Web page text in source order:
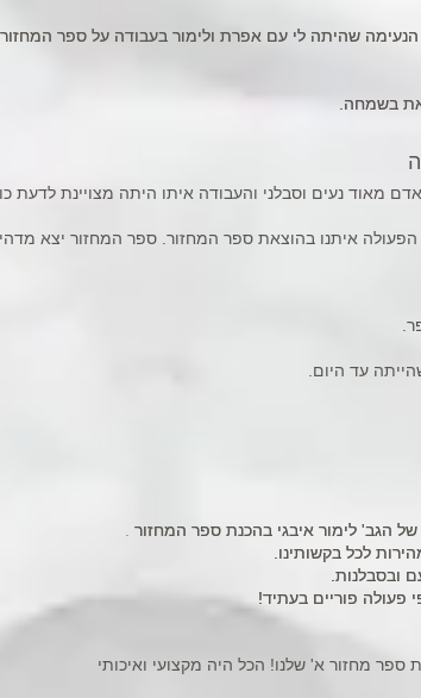
שהיתה לי עם אפרת ולימור בעבודה על ספר
בשמחה.
שהיתה לי עם אפרת ולימור בעבודה על ספר
בשמחה.
מאוד נעים וסבלני והעבודה איתו היתה מצויינת לדעת
איתנו בהוצאת ספר המחזור. ספר המחזור יצא
עד היום.
הגב' לימור איבגי בהכנת ספר המחזור .
לכל בקשותינו.
ובסבלנות.
פעולה פוריים בעתיד!
הגב' לימור איבגי בהכנת ספר המחזור
לכל בקשותינו.
ובסבלנות.
פעולה פוריים בעתיד!
מחזור א' שלנו! הכל היה מקצועי ואיכותי